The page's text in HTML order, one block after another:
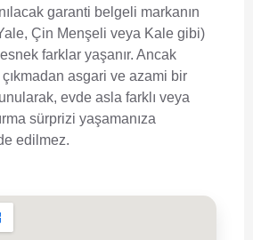
garanti belgeli markanın
Çin Menşeli veya Kale gibi)
farklar yaşanır. Ancak
asgari ve azami bir
evde asla farklı veya
sürprizi yaşamanıza
edilmez.